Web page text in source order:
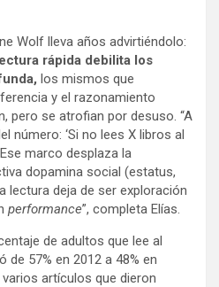
Wolf lleva años advirtiéndolo:
rápida debilita los
los mismos que
y el razonamiento
pero se atrofian por desuso. “A
número: ‘Si no lees X libros al
marco desplaza la
dopamina social (estatus,
lectura deja de ser exploración
performance”, completa Elías.
de adultos que lee al
57% en 2012 a 48% en
artículos que dieron